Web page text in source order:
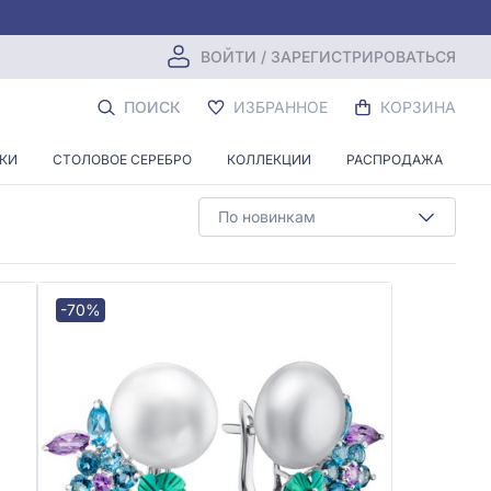
ВОЙТИ / ЗАРЕГИСТРИРОВАТЬСЯ
ПОИСК ИЗБРАННОЕ КОРЗИНА
СТОЛОВОЕ СЕРЕБРО КОЛЛЕКЦИИ РАСПРОДАЖА
По новинкам
-70%